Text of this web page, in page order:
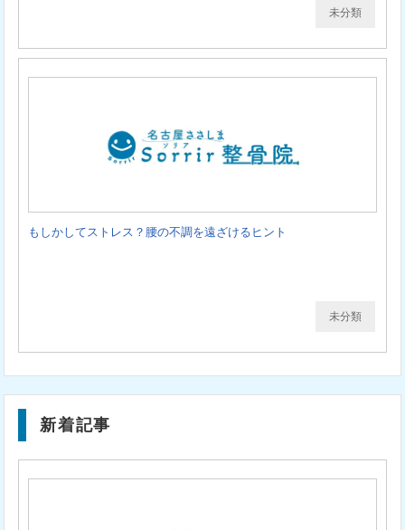
未分類
もしかしてストレス？腰の不調を遠ざけるヒント
未分類
新着記事